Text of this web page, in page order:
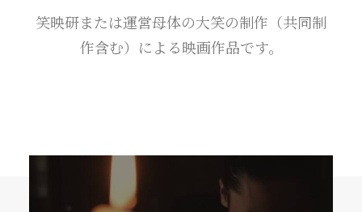
笑映研または運営母体の大笑の制作（共同制
作含む）による映画作品です。